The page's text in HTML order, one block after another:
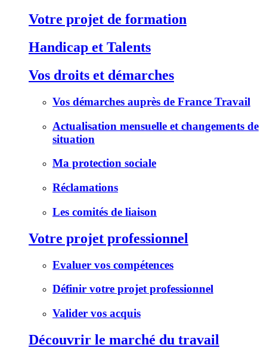
Votre projet de formation
Handicap et Talents
Vos droits et démarches
Vos démarches auprès de France Travail
Actualisation mensuelle et changements de
situation
Ma protection sociale
Réclamations
Les comités de liaison
Votre projet professionnel
Evaluer vos compétences
Définir votre projet professionnel
Valider vos acquis
Découvrir le marché du travail